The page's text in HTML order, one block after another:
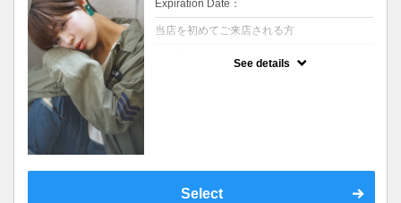
Expiration Date：
当店を初めてご来店される方
See details
Select